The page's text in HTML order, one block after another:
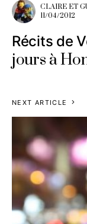
CLAIRE ET
11/04/2012
Récits de
jours à
NEXT ARTICLE